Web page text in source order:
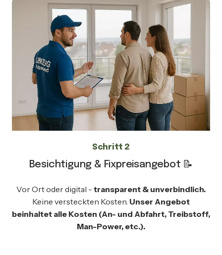
Schritt 2
Besichtigung & Fixpreisangebot 📝
Vor Ort oder digital - transparent & unverbindlich.
Keine versteckten Kosten. Unser Angebot
beinhaltet alle Kosten (An- und Abfahrt, Treibstoff,
Man-Power, etc.).